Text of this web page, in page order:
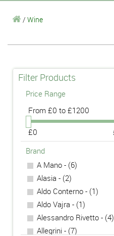
/ Wine
Filter Products
Price Range
From £0 to £1200
£0
Brand
A Mano - (6)
Alasia - (2)
Aldo Conterno - (1)
Aldo Vajra - (1)
Alessandro Rivetto - (4)
Allegrini - (7)